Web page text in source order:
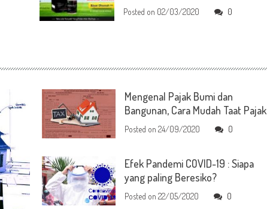
Posted on 02/03/2020 0
Mengenal Pajak Bumi dan
Bangunan, Cara Mudah Taat Pajak
Posted on24/09/2020 0
Efek Pandemi COVID-19 : Siapa
yang paling Beresiko?
Posted on22/05/2020 0